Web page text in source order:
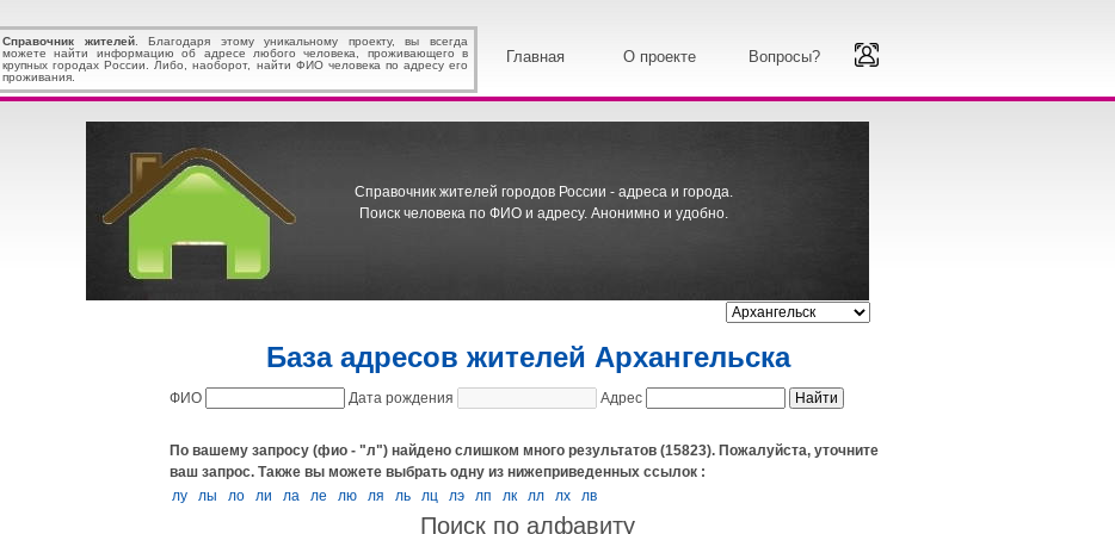
Справочник жителей. Благодаря этому уникальному проекту, вы всегда
можете найти информацию об адресе любого человека, проживающего в
крупных городах России. Либо, наоборот, найти ФИО человека по адресу его
проживания.
Главная О проекте Вопросы?
Справочник жителей городов России - адреса и города.
Поиск человека по ФИО и адресу. Анонимно и удобно.
База адресов жителей Архангельска
ФИО Дата рождения Адрес
По вашему запросу (фио - "л") найдено слишком много результатов (15823). Пожалуйста, уточните
ваш запрос. Также вы можете выбрать одну из нижеприведенных ссылок :
лу
лы ло ли ла ле лю ля ль лц лэ лп лк лл лх лв
Поиск по алфавиту